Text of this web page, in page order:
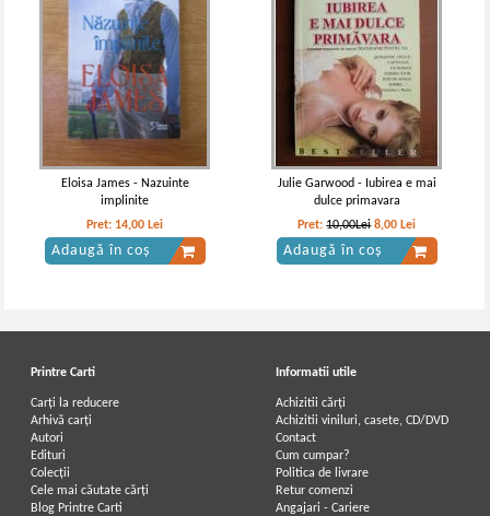
Eloisa James - Nazuinte
implinite
Pret: 14,00 Lei
Adaugă în coș
Julie Garwood - Iubirea e mai
dulce primavara
Pret:10,00Lei 8,00 Lei
Adaugă în coș
Printre Carti
Carți la reducere
Arhivă carți
Autori
Edituri
Colecții
Cele mai căutate cărți
Blog Printre Carti
Informatii utile
Achizitii cărți
Achizitii viniluri, casete, CD/DVD
Contact
Cum cumpar?
Politica de livrare
Retur comenzi
Angajari - Cariere